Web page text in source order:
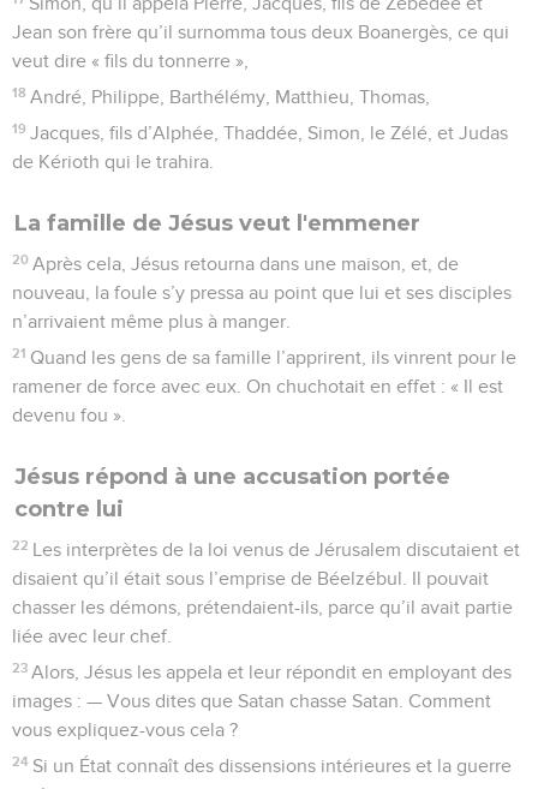
Jean son frère qu’il surnomma tous deux Boanergès, ce qui
veut dire « fils du tonnerre »,
18 André, Philippe, Barthélémy, Matthieu, Thomas,
19 Jacques, fils d’Alphée, Thaddée, Simon, le Zélé, et Judas
de Kérioth qui le trahira.
La famille de Jésus veut l'emmener
20 Après cela, Jésus retourna dans une maison, et, de
nouveau, la foule s’y pressa au point que lui et ses disciples
n’arrivaient même plus à manger.
21 Quand les gens de sa famille l’apprirent, ils vinrent pour le
ramener de force avec eux. On chuchotait en effet : « Il est
devenu fou ».
Jésus répond à une accusation portée
contre lui
22 Les interprètes de la loi venus de Jérusalem discutaient et
disaient qu’il était sous l’emprise de Béelzébul. Il pouvait
chasser les démons, prétendaient-ils, parce qu’il avait partie
liée avec leur chef.
23 Alors, Jésus les appela et leur répondit en employant des
images : — Vous dites que Satan chasse Satan. Comment
vous expliquez-vous cela ?
24 Si un État connaît des dissensions intérieures et la guerre